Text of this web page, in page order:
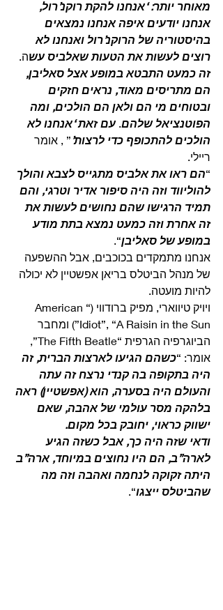
מאוחר יותר: ‘אנחנו להקת רוקנ’רול,
אנחנו יודעים איפה אנחנו נמצאים
בהיסטוריה של הרוקנ’רול ואנחנו לא
רוצים לעשות את הטעות שאלביס עשה.
זה כמעט התבטא במופע אצל סאליבן,
הם מתריסים מאוד, נראים חזקים
ובטוחים מי הם ולאן הם הולכים, ומה
הפוטנציאל שלהם. עם זאת ‘אנחנו לא
הולכים להתכופף כדי לרצות’ ” , אומר
ריילי.
“הם ראו את אלביס מתגייס לצבא והולך
להוליווד וזה היה סיפור אדיר וטרגי, והם
תמיד הרגישו שהם נחושים לעשות את
זה אחרת וזה כמעט נמצא בתת מודע
במופע של סאליבן“.
אנחנו מתמקדים בכוכבים, אבל ההשפעה
של מנהל הביטלס בריאן אפשטיין לא יכולה
להיות מועטה.
ויויק טיווארי, מפיק ברודווי (“American
Idiot”, “A Raisin in the Sun”) ומחבר
הביוגרפיה הגרפית “The Fifth Beatle”,
אומר: “כשהם הגיעו לארצות הברית, זה
היה בתקופה בה קנדי נרצח זה עתה
והעולם היה בסערה, הוא (אפשטיין) ראה
בלהקה מסר עולמי של אהבה, שאם
ישווק כראוי, יחובק בכל מקום.
ודאי שזה היה כך, אבל כשזה הגיע
לארה”ב, הם היו נחוצים במיוחד, ארה”ב
היתה זקוקה לנחמה ואהבה וזה מה
שהביטלס ייצגו“.